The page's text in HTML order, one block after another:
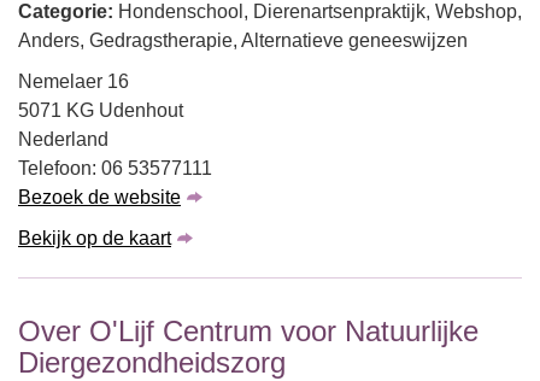
Categorie: Hondenschool, Dierenartsenpraktijk, Webshop,
Anders, Gedragstherapie, Alternatieve geneeswijzen
Nemelaer 16
5071 KG Udenhout
Nederland
Telefoon: 06 53577111
Bezoek de website
Bekijk op de kaart
Over O'Lijf Centrum voor Natuurlijke
Diergezondheidszorg